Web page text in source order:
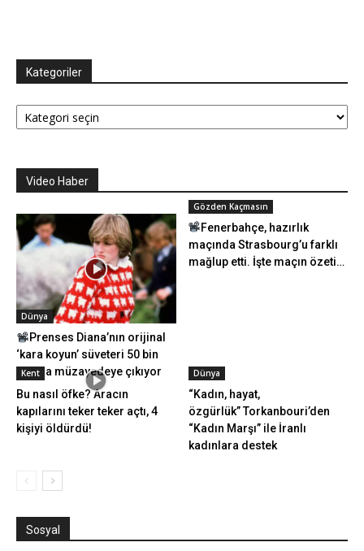
Kategoriler
Kategoriler
Video Haber
Dünya
Prenses Diana’nın orijinal
‘kara koyun’ süveteri 50 bin
dolara müzayedeye çıkıyor
Gözden Kaçmasın
Fenerbahçe, hazırlık
maçında Strasbourg’u farklı
mağlup etti. İşte maçın özeti…
Kent
Bu nasıl öfke? Aracın
kapılarını teker teker açtı, 4
kişiyi öldürdü!
Dünya
“Kadın, hayat,
özgürlük” Torkanbouri’den
“Kadın Marşı” ile İranlı
kadınlara destek
Sosyal